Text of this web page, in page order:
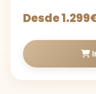
Desde